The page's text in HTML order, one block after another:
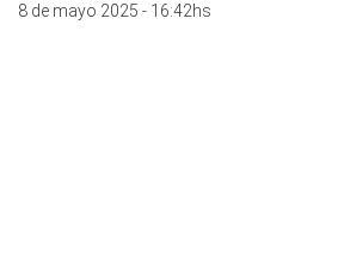
8 de mayo 2025 - 16:42hs